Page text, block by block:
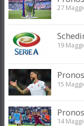
27
19
15
14